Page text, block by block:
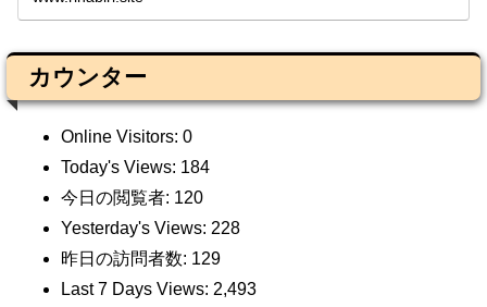
カウンター
Online Visitors: 0
Today's Views: 184
今日の閲覧者: 120
Yesterday's Views: 228
昨日の訪問者数: 129
Last 7 Days Views: 2,493